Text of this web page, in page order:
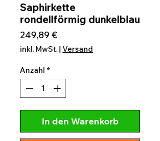
Saphirkette
rondellförmig dunkelblau
249,89 €Preis
inkl. MwSt. | Versand
Anzahl *
In den Warenkorb